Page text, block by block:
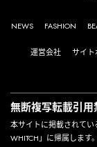
NEWS FASHION
運営会社
サイト
無断複写転載引用
本サイトに掲載されて
WHITCH」に帰属します